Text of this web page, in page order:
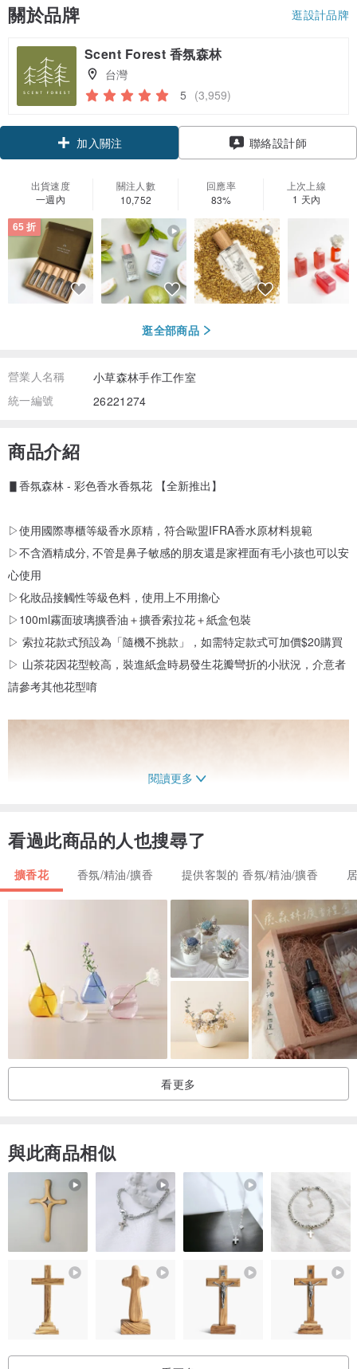
關於品牌 逛設計品牌
Scent Forest 香氛森林
台灣
5 (3,959)
加入關注 聯絡設計師
出貨速度
一週內
關注人數
10,752
回應率
83%
上次上線
1 天內
65 折
逛全部商品
營業人名稱
小草森林手作工作室
統一編號
26221274
商品介紹
▋香氛森林 - 彩色香水香氛花 【全新推出】
▷使用國際專櫃等級香水原精，符合歐盟IFRA香水原材料規範
▷不含酒精成分, 不管是鼻子敏感的朋友還是家裡面有毛小孩也可以安
心使用
▷化妝品接觸性等級色料，使用上不用擔心
▷100ml霧面玻璃擴香油＋擴香索拉花＋紙盒包裝
▷ 索拉花款式預設為「隨機不挑款」，如需特定款式可加價$20購買
▷ 山茶花因花型較高，裝進紙盒時易發生花瓣彎折的小狀況，介意者
請參考其他花型唷
閱讀更多
看過此商品的人也搜尋了
擴香花 香氛/精油/擴香 提供客製的 香氛/精油/擴香
看更多
與此商品相似